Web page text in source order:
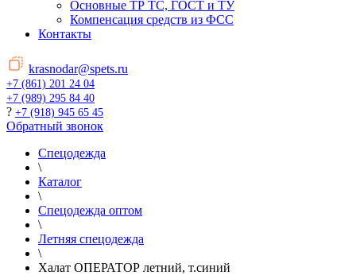
Основные ТР ТС, ГОСТ и ТУ
Компенсация средств из ФСС
Контакты
krasnodar@spets.ru
+7 (861) 201 24 04
+7 (989) 295 84 40
? +7 (918) 945 65 45
Обратный звонок
Спецодежда
\
Каталог
\
Спецодежда оптом
\
Летняя спецодежда
\
Халат ОПЕРАТОР летний, т.синий